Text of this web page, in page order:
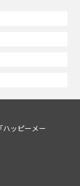
ハッピーメー